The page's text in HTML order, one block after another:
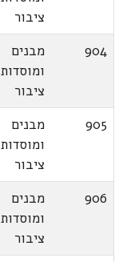
ציבור
904
מבנים
ומוסדות
ציבור
905
מבנים
ומוסדות
ציבור
906
מבנים
ומוסדות
ציבור